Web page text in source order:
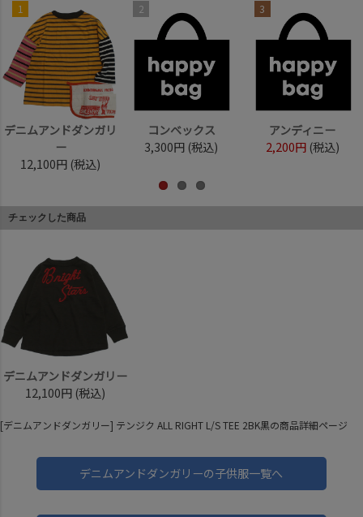
1
デニムアンドダンガリ
ー
12,100円 (税込)
2
コンベックス
3,300円 (税込)
3
アンディニー
2,200円 (税込)
チェックした商品
デニムアンドダンガリー
12,100円 (税込)
[デニムアンドダンガリー] テンジク ALL RIGHT L/S TEE 2BK黒の商品詳細ページ
デニムアンドダンガリーの子供服一覧へ